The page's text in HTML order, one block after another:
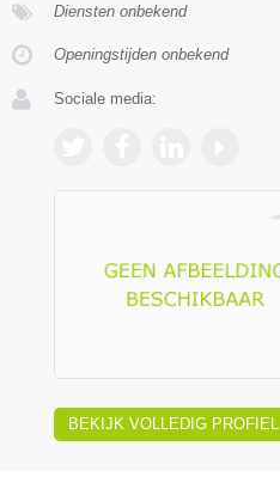
Diensten onbekend
Openingstijden onbekend
Sociale media:
BEKIJK VOLLEDIG PROFIEL